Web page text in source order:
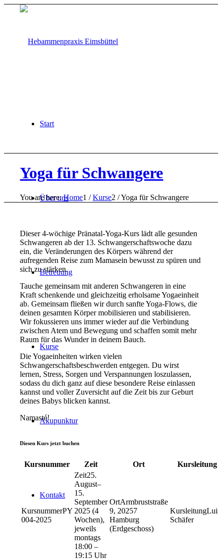
Start
Über uns
Betreuung
Kurse
Akupunktur
Kontakt
Yoga für Schwangere
You are here: Home1 / Kurse2 /Yoga für Schwangere
Dieser 4-wöchige Pränatal-Yoga-Kurs lädt alle gesunden
Schwangeren ab der 13. Schwangerschaftswoche dazu
ein, die Veränderungen des Körpers während der
aufregenden Reise zum Mamasein bewusst zu spüren und
sich zu stärken.
Tauche gemeinsam mit anderen Schwangeren in eine
Kraft schenkende und gleichzeitig erholsame Yogaeinheit
ab. Gemeinsam fließen wir durch sanfte Yoga-Flows, die
deinen gesamten Körper mobilisieren und stabilisieren.
Wir fokussieren uns immer wieder auf die Verbindung
zwischen Atem und Bewegung und schaffen somit mehr
Raum für das Wunder in deinem Bauch.
Die Yogaeinheiten wirken vielen
Schwangerschaftsbeschwerden entgegen. Du wirst
lernen, Stress, Sorgen und Verspannungen loszulassen,
sodass du dich ganz auf diese besondere Reise einlassen
kannst und voller Zuversicht auf die Zeit bis zur Geburt
deines Babys blicken kannst.
Namasté!
Diesen Kurs jetzt buchen
Kursnummer Zeit Ort Kursleitung
PY
004-2025
25.
August–
15.
September
2025 (4
Wochen),
jeweils
montags
18:00 –
19:15 Uhr
Armbruststraße
9, 20257
Hamburg
(Erdgeschoss)
Schäfer